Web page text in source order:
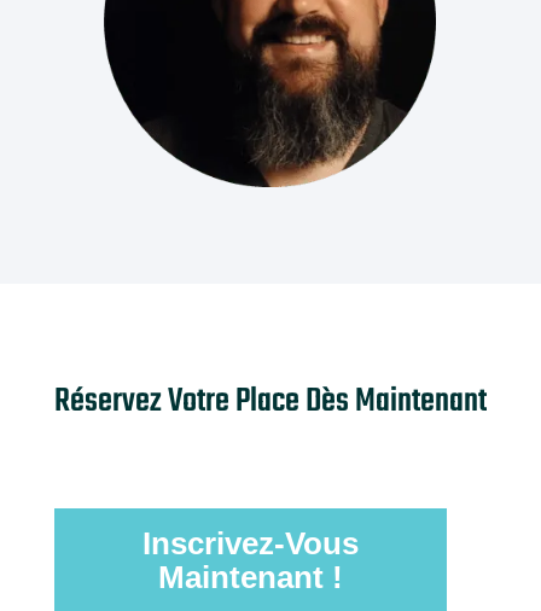
Réservez Votre Place Dès Maintenant